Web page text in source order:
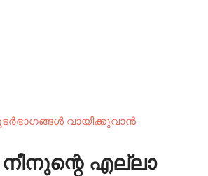
വായിക്കുവാൻ
നീനുന്റെ എല്ലാ